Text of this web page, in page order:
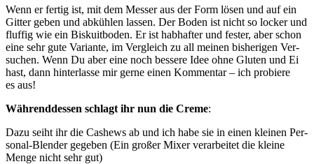
Wenn er fer­tig ist, mit dem Mes­ser aus der Form lösen und auf ein
Git­ter geben und abküh­len las­sen. Der Boden ist nicht so locker und
fluf­fig wie ein Bis­kuit­bo­den. Er ist hab­haf­ter und fes­ter, aber schon
eine sehr gute Vari­an­te, im Ver­gleich zu all mei­nen bis­he­ri­gen Ver­
su­chen. Wenn Du aber eine noch bes­se­re Idee ohne Glu­ten und Ei
hast, dann hin­ter­las­se mir ger­ne einen Kom­men­tar – ich pro­bie­re
es aus!
Wäh­rend­des­sen schlagt ihr nun die Creme:
Dazu seiht ihr die Cas­hews ab und ich habe sie in einen klei­nen Per­
so­nal-Blen­der gege­ben (Ein gro­ßer Mixer ver­ar­bei­tet die klei­ne
Men­ge nicht sehr gut)